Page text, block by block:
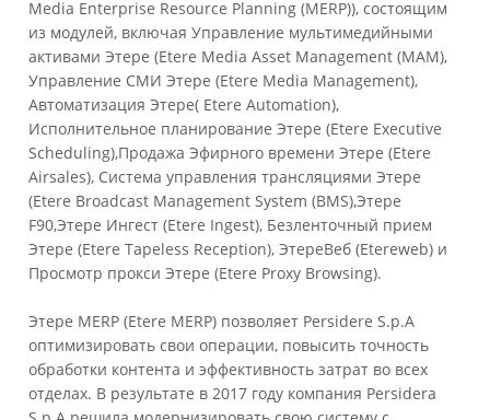
Media Enterprise Resource Planning (MERP)), состоящим
из модулей, включая Управление мультимедийными
активами Этере (Etere Media Asset Management (MAM),
Управление СМИ Этере (Etere Media Management),
Автоматизация Этере( Etere Automation),
Исполнительное планирование Этере (Etere Executive
Scheduling),Продажа Эфирного времени Этере (Etere
Airsales), Система управления трансляциями Этере
(Etere Broadcast Management System (BMS),Этере
F90,Этере Ингест (Etere Ingest), Безленточный прием
Этере (Etere Tapeless Reception), ЭтереВеб (Etereweb) и
Просмотр прокси Этере (Etere Proxy Browsing).
Этере MERP (Etere MERP) позволяет Persiderе S.p.A
оптимизировать свои операции, повысить точность
обработки контента и эффективность затрат во всех
отделах. В результате в 2017 году компания Persidera